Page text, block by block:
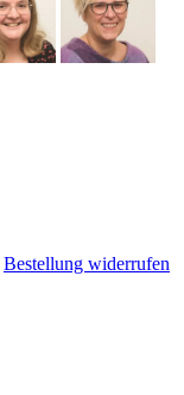
Bestellung widerrufen